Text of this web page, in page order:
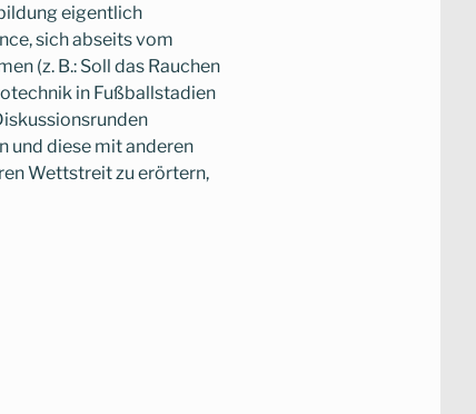
eigentlich
sich abseits vom
(z. B.: Soll das Rauchen
in Fußballstadien
und diese mit anderen
Wettstreit zu erörtern,